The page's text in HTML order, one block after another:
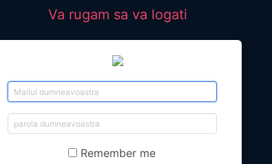
Va rugam sa va logati
Remember me